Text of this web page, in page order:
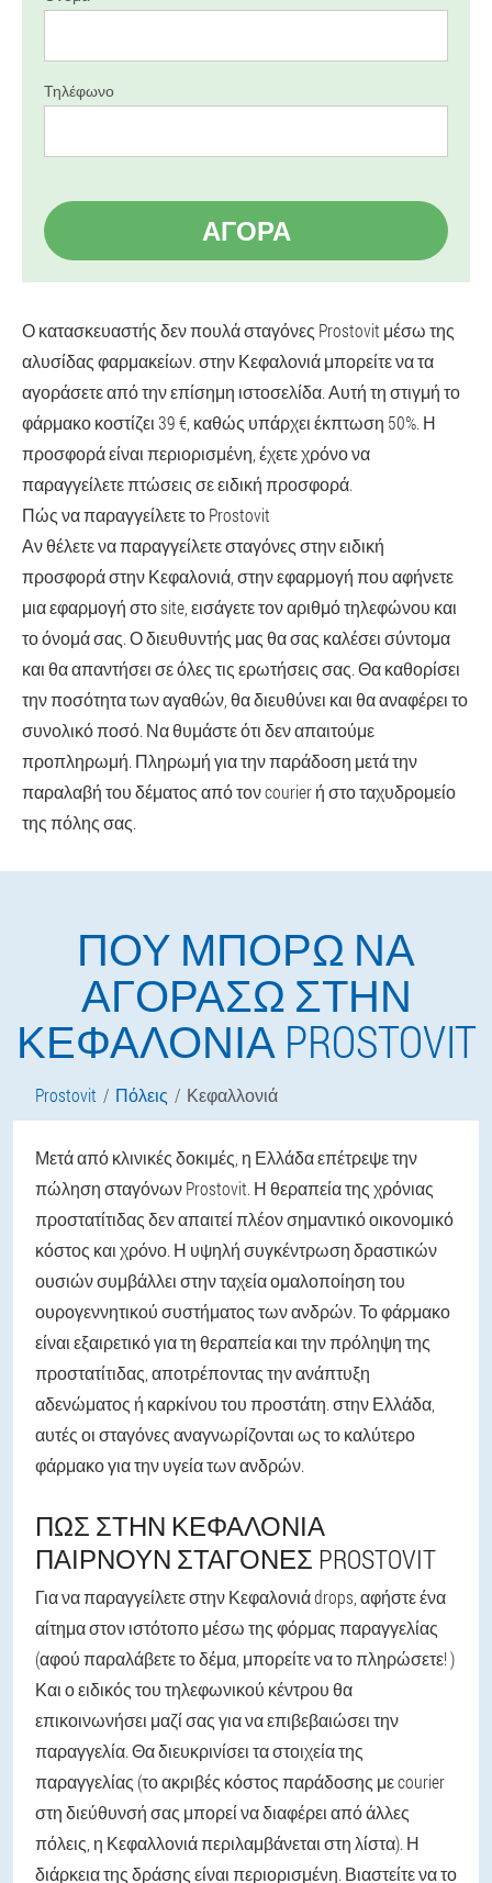
Τηλέφωνο
ΑΓΟΡΆ
Ο κατασκευαστής δεν πουλά σταγόνες Prostovit μέσω της
αλυσίδας φαρμακείων. στην Κεφαλονιά μπορείτε να τα
αγοράσετε από την επίσημη ιστοσελίδα. Αυτή τη στιγμή το
φάρμακο κοστίζει 39 €, καθώς υπάρχει έκπτωση 50%. Η
προσφορά είναι περιορισμένη, έχετε χρόνο να
παραγγείλετε πτώσεις σε ειδική προσφορά.
Πώς να παραγγείλετε το Prostovit
Αν θέλετε να παραγγείλετε σταγόνες στην ειδική
προσφορά στην Κεφαλονιά, στην εφαρμογή που αφήνετε
μια εφαρμογή στο site, εισάγετε τον αριθμό τηλεφώνου και
το όνομά σας. Ο διευθυντής μας θα σας καλέσει σύντομα
και θα απαντήσει σε όλες τις ερωτήσεις σας. Θα καθορίσει
την ποσότητα των αγαθών, θα διευθύνει και θα αναφέρει το
συνολικό ποσό. Να θυμάστε ότι δεν απαιτούμε
προπληρωμή. Πληρωμή για την παράδοση μετά την
παραλαβή του δέματος από τον courier ή στο ταχυδρομείο
της πόλης σας.
ΠΟΎ ΜΠΟΡΏ ΝΑ
ΑΓΟΡΆΣΩ ΣΤΗΝ
ΚΕΦΑΛΟΝΙΆ PROSTOVIT
Prostovit Πόλεις Κεφαλλονιά
Μετά από κλινικές δοκιμές, η Ελλάδα επέτρεψε την
πώληση σταγόνων Prostovit. Η θεραπεία της χρόνιας
προστατίτιδας δεν απαιτεί πλέον σημαντικό οικονομικό
κόστος και χρόνο. Η υψηλή συγκέντρωση δραστικών
ουσιών συμβάλλει στην ταχεία ομαλοποίηση του
ουρογεννητικού συστήματος των ανδρών. Το φάρμακο
είναι εξαιρετικό για τη θεραπεία και την πρόληψη της
προστατίτιδας, αποτρέποντας την ανάπτυξη
αδενώματος ή καρκίνου του προστάτη. στην Ελλάδα,
αυτές οι σταγόνες αναγνωρίζονται ως το καλύτερο
φάρμακο για την υγεία των ανδρών.
ΠΏΣ ΣΤΗΝ ΚΕΦΑΛΟΝΙΆ
ΠΑΊΡΝΟΥΝ ΣΤΑΓΌΝΕΣ PROSTOVIT
Για να παραγγείλετε στην Κεφαλονιά drops, αφήστε ένα
αίτημα στον ιστότοπο μέσω της φόρμας παραγγελίας
(αφού παραλάβετε το δέμα, μπορείτε να το πληρώσετε! )
Και ο ειδικός του τηλεφωνικού κέντρου θα
επικοινωνήσει μαζί σας για να επιβεβαιώσει την
παραγγελία. Θα διευκρινίσει τα στοιχεία της
παραγγελίας (το ακριβές κόστος παράδοσης με courier
στη διεύθυνσή σας μπορεί να διαφέρει από άλλες
πόλεις, η Κεφαλλονιά περιλαμβάνεται στη λίστα). Η
διάρκεια της δράσης είναι περιορισμένη. Βιαστείτε να το